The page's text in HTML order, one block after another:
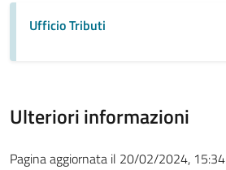
Ufficio Tributi
Ulteriori informazioni
Pagina aggiornata il 20/02/2024, 15:34